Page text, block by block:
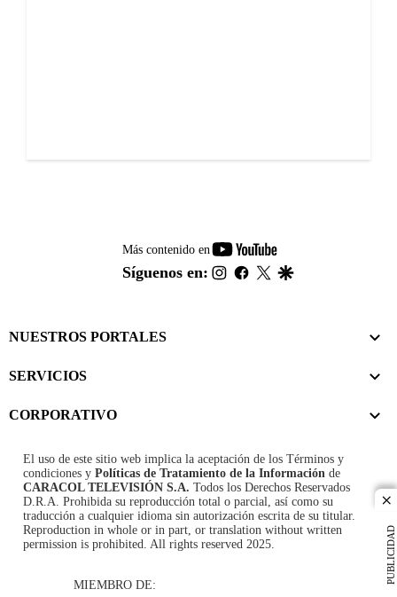
PUBLICIDAD
Más contenido en
youtube-
footer
Síguenos en: instagram
facebook
twitter
NUESTROS PORTALES
SERVICIOS
CORPORATIVO
El uso de este sitio web implica la aceptación de los Términos y
condiciones y Políticas de Tratamiento de la Información de
CARACOL TELEVISIÓN S.A. Todos los Derechos Reservados
D.R.A. Prohibida su reproducción total o parcial, así como su
traducción a cualquier idioma sin autorización escrita de su titular.
Reproduction in whole or in part, or translation without written
permission is prohibited. All rights reserved 2025.
MIEMBRO DE: